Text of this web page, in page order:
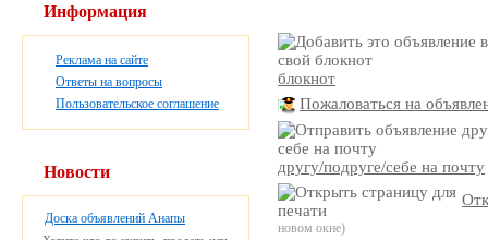
блокнот
Пожаловаться на
другу/подруге/себе на почту
новом окне)
Информация
Реклама на сайте
Ответы на вопросы
Пользовательское соглашение
Новости
Доска объявлений Анапы